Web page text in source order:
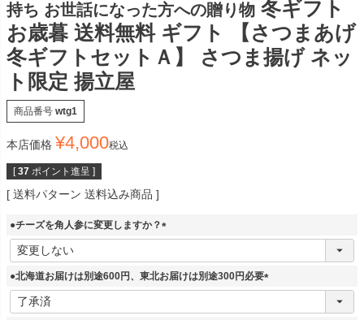
持ち お世話になった方への贈り物 冬ギフト
お歳暮 送料無料 ギフト 【さつまあげ
冬ギフトセットＡ】 さつま揚げ ネッ
ト限定 揚立屋
商品番号 wtg1
本店価格 ¥4,000税込
[ 37 ポイント進呈 ]
送料パターン 送料込み商品
●チーズを角人参に変更しますか？
(
須
●北海道お届けは別途600円、東北お届けは別途300円必要
(